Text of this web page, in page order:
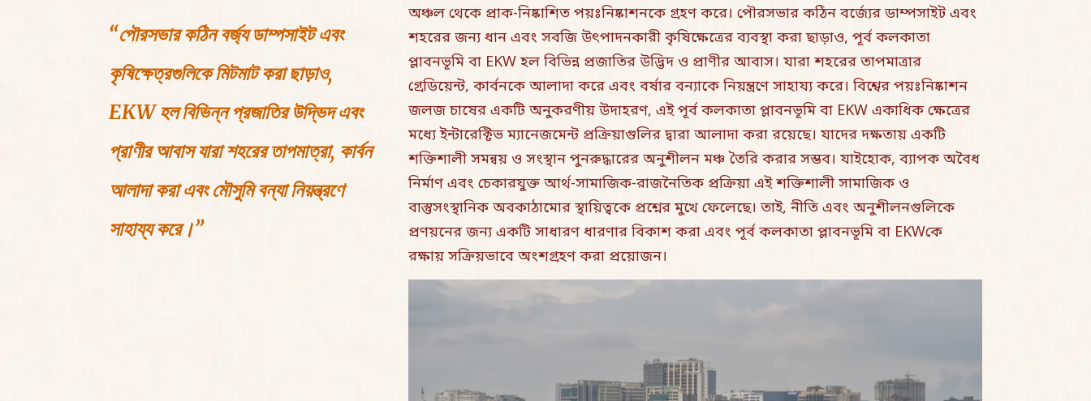
“পৌরসভার কঠিন বর্জ্য ডাম্পসাইট এবং
কৃষিক্ষেত্রগুলিকে মিটমাট করা ছাড়াও,
EKW হল বিভিন্ন প্রজাতির উদ্ভিদ এবং
প্রাণীর আবাস যারা শহরের তাপমাত্রা, কার্বন
আলাদা করা এবং মৌসুমি বন্যা নিয়ন্ত্রণে
সাহায্য করে।”
অঞ্চল থেকে প্রাক-নিষ্কাশিত পয়ঃনিষ্কাশনকে গ্রহণ করে। পৌরসভার কঠিন বর্জ্যের ডাম্পসাইট এবং
শহরের জন্য ধান এবং সবজি উৎপাদনকারী কৃষিক্ষেত্রের ব্যবস্থা করা ছাড়াও, পূর্ব কলকাতা
প্লাবনভূমি বা EKW হল বিভিন্ন প্রজাতির উদ্ভিদ ও প্রাণীর আবাস। যারা শহরের তাপমাত্রার
গ্রেডিয়েন্ট, কার্বনকে আলাদা করে এবং বর্ষার বন্যাকে নিয়ন্ত্রণে সাহায্য করে। বিশ্বের পয়ঃনিষ্কাশন
জলজ চাষের একটি অনুকরণীয় উদাহরণ, এই পূর্ব কলকাতা প্লাবনভূমি বা EKW একাধিক ক্ষেত্রের
মধ্যে ইন্টারেক্টিভ ম্যানেজমেন্ট প্রক্রিয়াগুলির দ্বারা আলাদা করা রয়েছে। যাদের দক্ষতায় একটি
শক্তিশালী সমন্বয় ও সংস্থান পুনরুদ্ধারের অনুশীলন মঞ্চ তৈরি করার সম্ভব। যাইহোক, ব্যাপক অবৈধ
নির্মাণ এবং চেকারযুক্ত আর্থ-সামাজিক-রাজনৈতিক প্রক্রিয়া এই শক্তিশালী সামাজিক ও
বাস্তুসংস্থানিক অবকাঠামোর স্থায়িত্বকে প্রশ্নের মুখে ফেলেছে। তাই, নীতি এবং অনুশীলনগুলিকে
প্রণয়নের জন্য একটি সাধারণ ধারণার বিকাশ করা এবং পূর্ব কলকাতা প্লাবনভূমি বা EKWকে
রক্ষায় সক্রিয়ভাবে অংশগ্রহণ করা প্রয়োজন।